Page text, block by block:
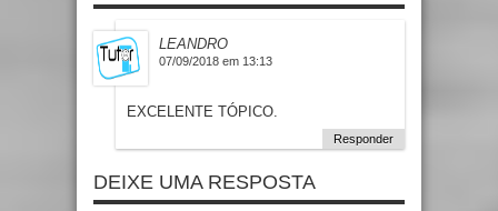
LEANDRO
07/09/2018 em 13:13
EXCELENTE TÓPICO.
Responder
DEIXE UMA RESPOSTA